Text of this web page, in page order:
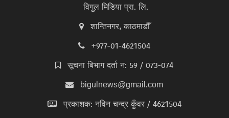
विगुल मिडिया प्रा. लि.
शान्तिनगर, काठमाडौँ
+977-01-4621504
सूचना बिभाग दर्ता न: 59 / 073-074
bigulnews@gmail.com
प्रकाशक: नविन चन्द्र कुँवर / 4621504